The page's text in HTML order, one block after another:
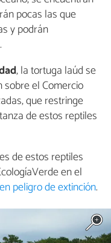
pocas las que
y podrán
, la tortuga laúd se
el Comercio
que restringe
de estos reptiles
de estos reptiles
en el
peligro de extinción.